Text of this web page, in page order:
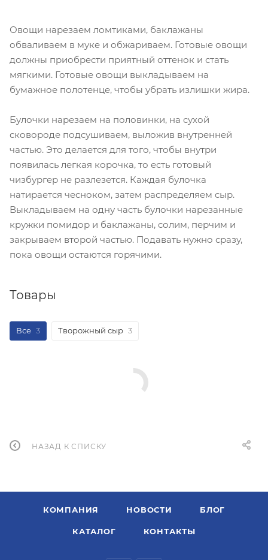
Овощи нарезаем ломтиками, баклажаны
обваливаем в муке и обжариваем. Готовые овощи
должны приобрести приятный оттенок и стать
мягкими. Готовые овощи выкладываем на
бумажное полотенце, чтобы убрать излишки жира.
Булочки нарезаем на половинки, на сухой
сковороде подсушиваем, выложив внутренней
частью. Это делается для того, чтобы внутри
появилась легкая корочка, то есть готовый
чизбургер не разлезется. Каждая булочка
натирается чесноком, затем распределяем сыр.
Выкладываем на одну часть булочки нарезанные
кружки помидор и баклажаны, солим, перчим и
закрываем второй частью. Подавать нужно сразу,
пока овощи остаются горячими.
Товары
Все 3 Творожный сыр 3
НАЗАД К СПИСКУ
КОМПАНИЯ НОВОСТИ БЛОГ
КАТАЛОГ КОНТАКТЫ